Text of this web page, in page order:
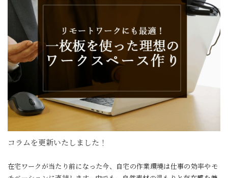
コラムを更新いたしました！
在宅ワークが当たり前になった今、自宅の作業環境は仕事の効率やモ